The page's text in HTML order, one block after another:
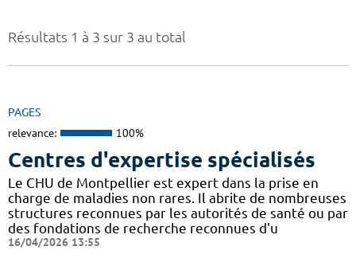
Résultats 1 à 3 sur 3 au total
PAGES
relevance: 100%
Centres d'expertise spécialisés
Le CHU de Montpellier est expert dans la prise en
charge de maladies non rares. Il abrite de nombreuses
structures reconnues par les autorités de santé ou par
des fondations de recherche reconnues d'u
16/04/2026 13:55